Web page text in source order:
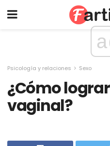
Psicología y relaciones Sexo
¿Cómo
vaginal?